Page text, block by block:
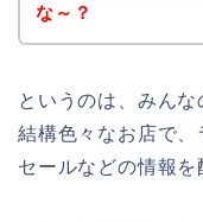
な～？
というのは、みんな
結構色々なお店で
セールなどの情報を